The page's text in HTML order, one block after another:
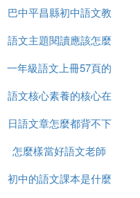
課本，它是依據課程
年初中語文用的是
期分冊劃分單元或章
有幾個版本
材版本如下：
巴中平昌縣初中語文教
材是什麼版本
語文主題閱讀應該怎麼
講
一年級語文上冊57頁的
看圖寫作文怎麼寫
語文核心素養的核心在
哪裡
日語文章怎麼都背不下
來
怎麼樣當好語文老師
初中的語文課本是什麼